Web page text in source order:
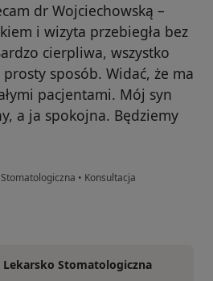
dr Wojciechowską –
i wizyta przebiegła bez
cierpliwa, wszystko
sposób. Widać, że ma
pacjentami. Mój syn
a ja spokojna. Będziemy
Stomatologiczna • Konsultacja
Lekarsko Stomatologiczna